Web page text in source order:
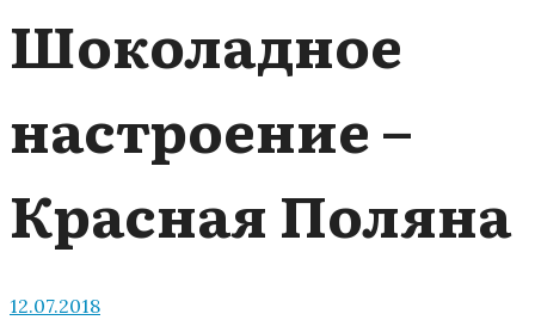
Шоколадное
настроение –
Красная Поляна
12.07.2018